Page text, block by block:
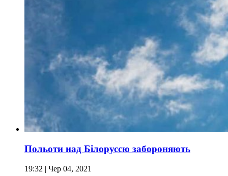
Польоти над Білоруссю забороняють
19:32 | Чер 04, 2021